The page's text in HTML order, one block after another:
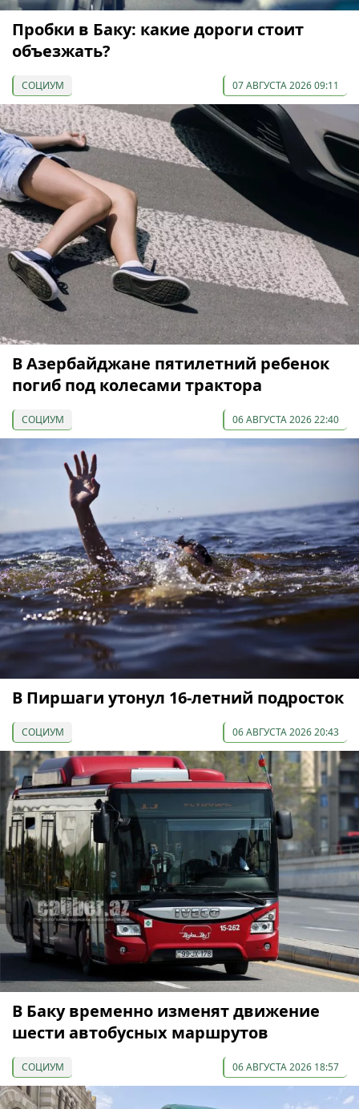
Пробки в Баку: какие дороги стоит
объезжать?
СОЦИУМ 07 АВГУСТА 2026 09:11
В Азербайджане пятилетний ребенок
погиб под колесами трактора
СОЦИУМ 06 АВГУСТА 2026 22:40
В Пиршаги утонул 16-летний подросток
СОЦИУМ 06 АВГУСТА 2026 20:43
В Баку временно изменят движение
шести автобусных маршрутов
СОЦИУМ 06 АВГУСТА 2026 18:57